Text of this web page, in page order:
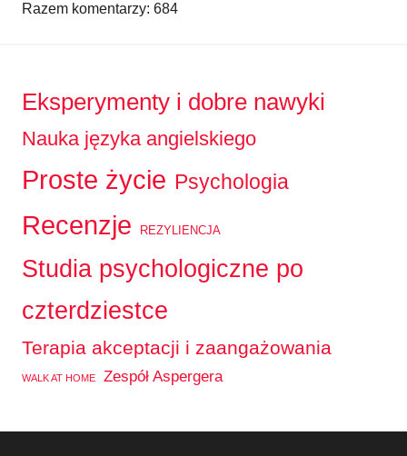
Razem komentarzy: 684
Eksperymenty i dobre nawyki
Nauka języka angielskiego
Proste życie Psychologia
Recenzje REZYLIENCJA
Studia psychologiczne po
czterdziestce
Terapia akceptacji i zaangażowania
WALK AT HOME Zespół Aspergera